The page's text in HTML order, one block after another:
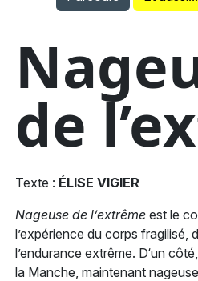
de
Texte : ÉLISE VIGIER
Nageuse de l’extrême est le
l’expérience du corps fragilisé,
l’endurance extrême. D‘un
la Manche, maintenant